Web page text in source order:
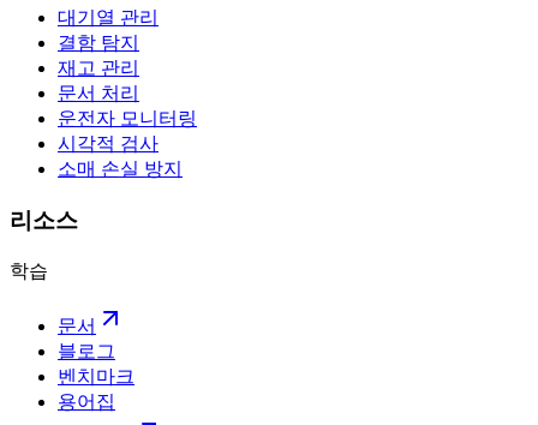
대기열 관리
결함 탐지
재고 관리
문서 처리
운전자 모니터링
시각적 검사
소매 손실 방지
리소스
학습
문서
블로그
벤치마크
용어집